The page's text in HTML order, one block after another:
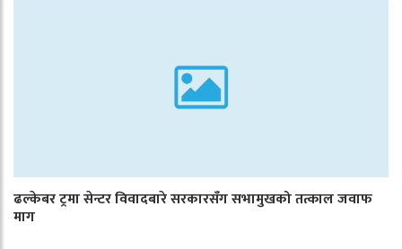
ढल्केबर ट्रमा सेन्टर विवादबारे सरकारसँग सभामुखको तत्काल जवाफ
माग